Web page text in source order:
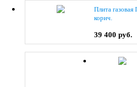
Плита
корич.
39 400 руб.